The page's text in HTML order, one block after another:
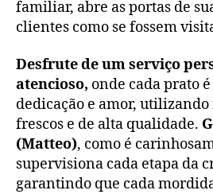
familiar, abre as portas de
clientes como se fossem
Desfrute de um serviço
atencioso, onde cada prato
dedicação e amor,
frescos e de alta qualidade.
(Matteo), como é
supervisiona cada etapa da
garantindo que cada